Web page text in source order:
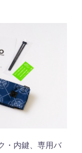
・内鍵、専用バ